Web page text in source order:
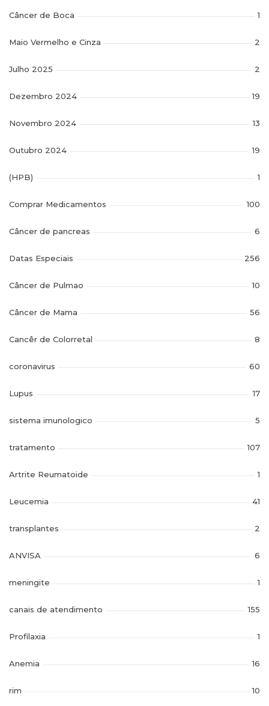
Câncer de Boca 1
Maio Vermelho e Cinza 2
Julho 2025 2
Dezembro 2024 19
Novembro 2024 13
Outubro 2024 19
(HPB) 1
Comprar Medicamentos 100
Câncer de pancreas 6
Datas Especiais 256
Câncer de Pulmao 10
Câncer de Mama 56
Cancêr de Colorretal 8
coronavirus 60
Lupus 17
sistema imunologico 5
tratamento 107
Artrite Reumatoide 1
Leucemia 41
transplantes 2
ANVISA 6
meningite 1
canais de atendimento 155
Profilaxia 1
Anemia 16
rim 10